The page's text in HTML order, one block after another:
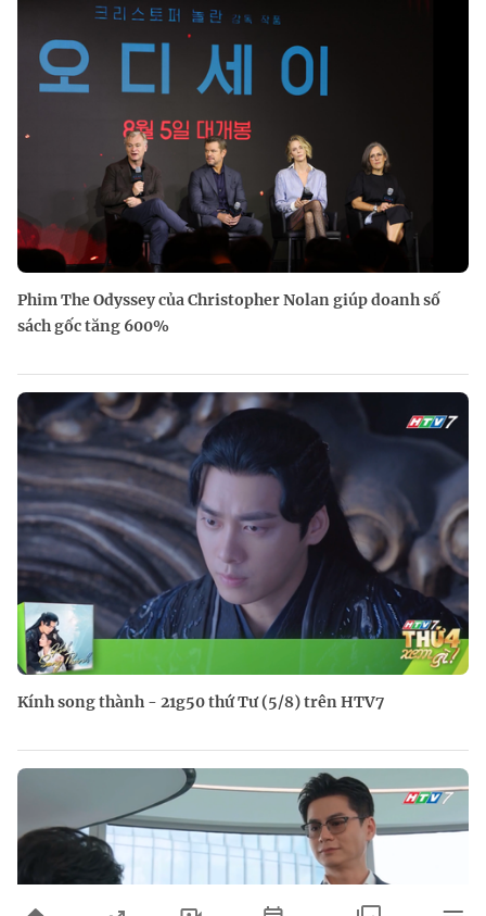
Phim The Odyssey của Christopher Nolan giúp doanh số
sách gốc tăng 600%
Kính song thành - 21g50 thứ Tư (5/8) trên HTV7